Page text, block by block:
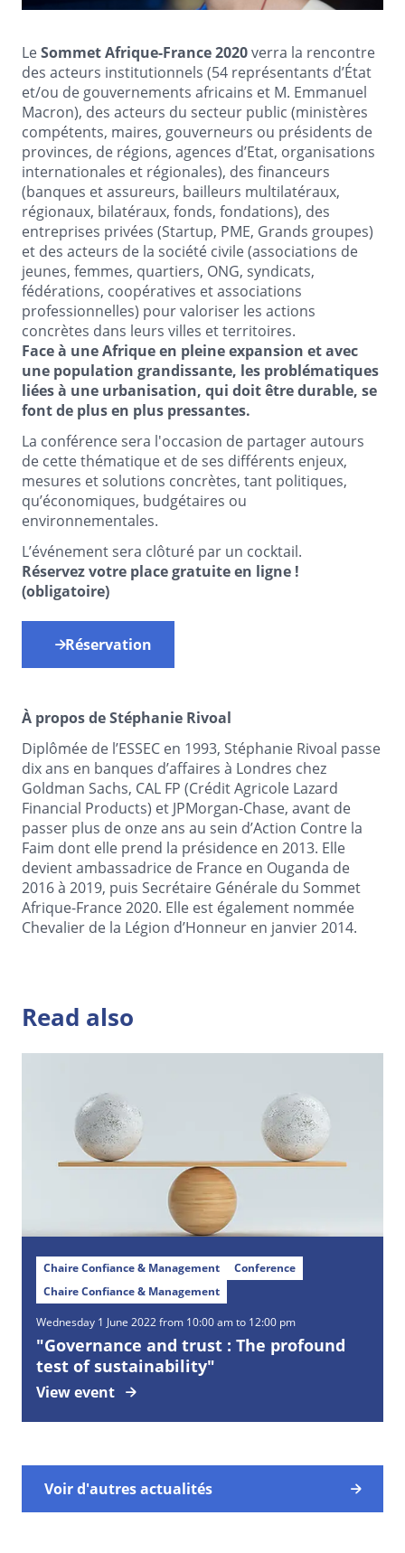
LeSommet Afrique-France 2020verra la rencontre
des acteurs institutionnels (54 représentants d’État
et/ou de gouvernements africains et M. Emmanuel
Macron), des acteurs du secteur public (ministères
compétents, maires, gouverneurs ou présidents de
provinces, de régions, agences d’Etat, organisations
internationales et régionales), des financeurs
(banques et assureurs, bailleurs multilatéraux,
régionaux, bilatéraux, fonds, fondations), des
entreprises privées (Startup, PME, Grands groupes)
et des acteurs de la société civile (associations de
jeunes, femmes, quartiers, ONG, syndicats,
fédérations, coopératives et associations
professionnelles) pour valoriser les actions
concrètes dans leurs villes et territoires.
Face à une Afrique en pleine expansion et avec
une population grandissante, les problématiques
liées à une urbanisation, qui doit être durable, se
font de plus en plus pressantes.
La conférence sera l'occasion de partager autours
de cette thématique et de ses différents enjeux,
mesures et solutions concrètes, tant politiques,
qu’économiques, budgétaires ou
environnementales.
L’événement sera clôturé par un cocktail.
Réservez votre place gratuite en ligne !
(obligatoire)
Réservation
À propos de Stéphanie Rivoal
Diplômée de l’ESSEC en 1993, Stéphanie Rivoal passe
dix ans en banques d’affaires à Londres chez
Goldman Sachs, CAL FP (Crédit Agricole Lazard
Financial Products) et JPMorgan-Chase, avant de
passer plus de onze ans au sein d’Action Contre la
Faim dont elle prend la présidence en 2013. Elle
devient ambassadrice de France en Ouganda de
2016 à 2019, puis Secrétaire Générale du Sommet
Afrique-France 2020. Elle est également nommée
Chevalier de la Légion d’Honneur en janvier 2014.
Read also
Chaire Confiance & Management
Conference
Chaire Confiance & Management
Wednesday 1 June 2022 from 10:00 am to 12:00 pm
"Governance and trust : The profound
test of sustainability"
View event
Voir d'autres actualités